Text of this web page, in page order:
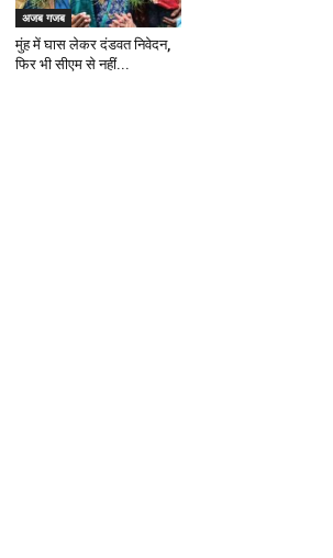
अजब गजब
मुंह में घास लेकर दंडवत निवेदन,
फिर भी सीएम से नहीं...